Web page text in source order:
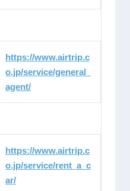
https://www.airtrip.c
o.jp/service/general_
agent/
https://www.airtrip.c
o.jp/service/rent_a_c
ar/